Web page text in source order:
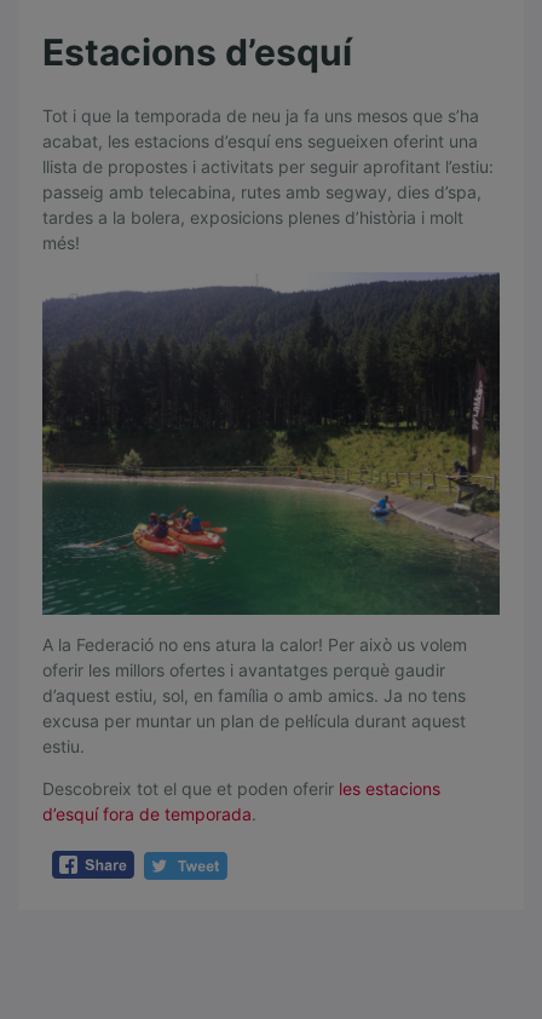
Estacions d’esquí
Tot i que la temporada de neu ja fa uns mesos que s’ha
acabat, les estacions d’esquí ens segueixen oferint una
llista de propostes i activitats per seguir aprofitant l’estiu:
passeig amb telecabina, rutes amb segway, dies d’spa,
tardes a la bolera, exposicions plenes d’història i molt
més!
A la Federació no ens atura la calor! Per això us volem
oferir les millors ofertes i avantatges perquè gaudir
d’aquest estiu, sol, en família o amb amics. Ja no tens
excusa per muntar un plan de pel·lícula durant aquest
estiu.
Descobreix tot el que et poden oferir les estacions
d’esquí fora de temporada.